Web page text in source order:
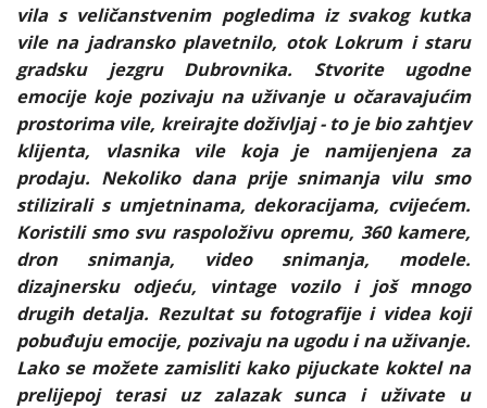
vila s veličanstvenim pogledima iz svakog kutka
vile na jadransko plavetnilo, otok Lokrum i staru
gradsku jezgru Dubrovnika. Stvorite ugodne
emocije koje pozivaju na uživanje u očaravajućim
prostorima vile, kreirajte doživljaj - to je bio zahtjev
klijenta, vlasnika vile koja je namijenjena za
prodaju. Nekoliko dana prije snimanja vilu smo
stilizirali s umjetninama, dekoracijama, cvijećem.
Koristili smo svu raspoloživu opremu, 360 kamere,
dron snimanja, video snimanja, modele.
dizajnersku odjeću, vintage vozilo i još mnogo
drugih detalja. Rezultat su fotografije i videa koji
pobuđuju emocije, pozivaju na ugodu i na uživanje.
Lako se možete zamisliti kako pijuckate koktel na
prelijepoj terasi uz zalazak sunca i uživate u